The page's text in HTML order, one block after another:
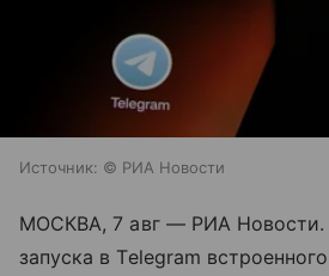
Источник: © РИА Новости
МОСКВА, 7 авг — РИА Новости.
запуска в Telegram